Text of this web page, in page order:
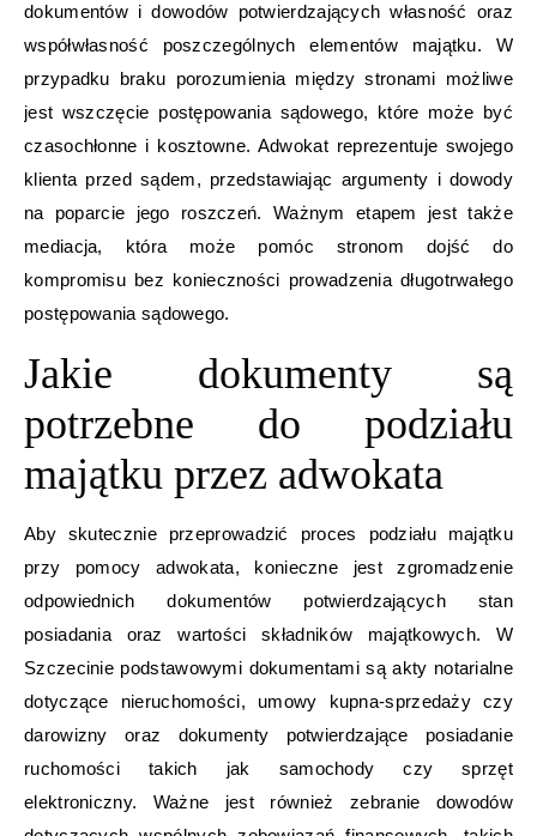
dokumentów i dowodów potwierdzających własność oraz
współwłasność poszczególnych elementów majątku. W
przypadku braku porozumienia między stronami możliwe
jest wszczęcie postępowania sądowego, które może być
czasochłonne i kosztowne. Adwokat reprezentuje swojego
klienta przed sądem, przedstawiając argumenty i dowody
na poparcie jego roszczeń. Ważnym etapem jest także
mediacja, która może pomóc stronom dojść do
kompromisu bez konieczności prowadzenia długotrwałego
postępowania sądowego.
Jakie dokumenty są
potrzebne do podziału
majątku przez adwokata
Aby skutecznie przeprowadzić proces podziału majątku
przy pomocy adwokata, konieczne jest zgromadzenie
odpowiednich dokumentów potwierdzających stan
posiadania oraz wartości składników majątkowych. W
Szczecinie podstawowymi dokumentami są akty notarialne
dotyczące nieruchomości, umowy kupna-sprzedaży czy
darowizny oraz dokumenty potwierdzające posiadanie
ruchomości takich jak samochody czy sprzęt
elektroniczny. Ważne jest również zebranie dowodów